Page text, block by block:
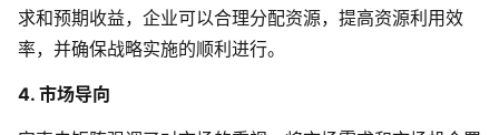
求和预期收益，企业可以合理分配资源，提高资源利用效
率，并确保战略实施的顺利进行。
4. 市场导向